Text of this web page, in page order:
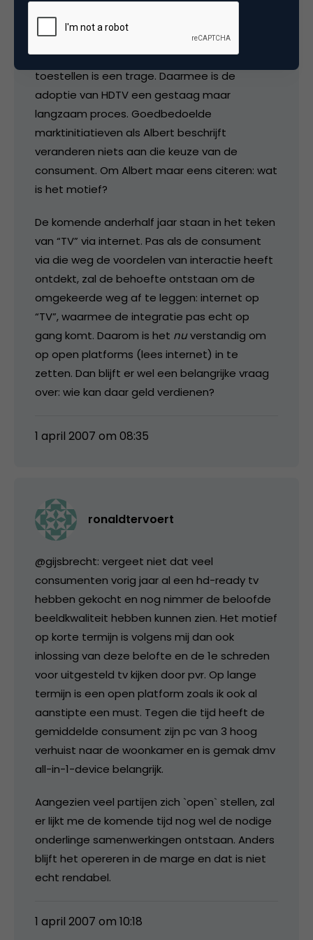
HDTV is mooi, maar zal voor weinig
consumenten een reden zijn om een nieuwe
TV te kopen. En de vervangingsmarkt van TV-
toestellen is een trage. Daarmee is de
adoptie van HDTV een gestaag maar
langzaam proces. Goedbedoelde
marktinitiatieven als Albert beschrijft
veranderen niets aan die keuze van de
consument. Om Albert maar eens citeren: wat
is het motief?
De komende anderhalf jaar staan in het teken
van “TV” via internet. Pas als de consument
via die weg de voordelen van interactie heeft
ontdekt, zal de behoefte ontstaan om de
omgekeerde weg af te leggen: internet op
“TV”, waarmee de integratie pas echt op
gang komt. Daarom is het nuverstandig om
op open platforms (lees internet) in te
zetten. Dan blijft er wel een belangrijke vraag
over: wie kan daar geld verdienen?
1 april 2007 om 08:35
ronaldtervoert
@gijsbrecht: vergeet niet dat veel
consumenten vorig jaar al een hd-ready tv
hebben gekocht en nog nimmer de beloofde
beeldkwaliteit hebben kunnen zien. Het motief
op korte termijn is volgens mij dan ook
inlossing van deze belofte en de 1e schreden
voor uitgesteld tv kijken door pvr. Op lange
termijn is een open platform zoals ik ook al
aanstipte een must. Tegen die tijd heeft de
gemiddelde consument zijn pc van 3 hoog
verhuist naar de woonkamer en is gemak dmv
all-in-1-device belangrijk.
Aangezien veel partijen zich `open` stellen, zal
er lijkt me de komende tijd nog wel de nodige
onderlinge samenwerkingen ontstaan. Anders
blijft het opereren in de marge en dat is niet
echt rendabel.
1 april 2007 om 10:18